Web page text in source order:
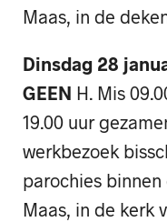
Maas, in de
Dinsdag 28
GEEN H. Mis
19.00 uur
werkbezoek
parochies
Maas, in de kerk